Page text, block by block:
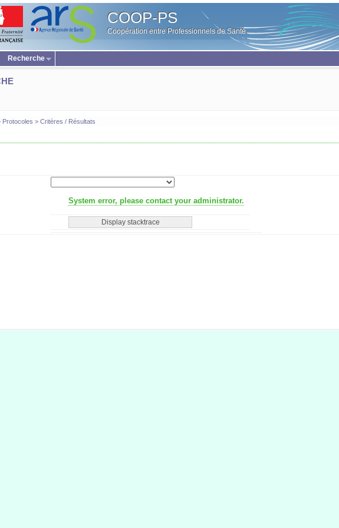
COOP-PS
Coopération entre Professionnels de Santé
Recherche
Protocoles > Critères / Résultats
System error, please contact your administrator.